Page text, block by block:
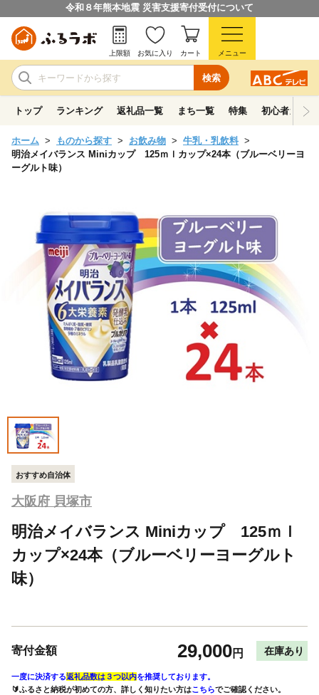
令和８年熊本地震 災害支援寄付受付について
検索
上限額 お気に入り カート メニュー
トップ ランキング 返礼品一覧 まち一覧 特集 初心者ガイド
ホーム ものから探す お飲み物
牛乳・乳飲料
明治メイバランス Miniカップ 125ｍｌカップ×24本（ブルーベリーヨ
ーグルト味）
おすすめ自治体
大阪府 貝塚市
明治メイバランス Miniカップ 125ｍｌ
カップ×24本（ブルーベリーヨーグルト
味）
寄付金額 29,000円 在庫あり
一度に決済する返礼品数は３つ以内を推奨しております。
🔰ふるさと納税が初めての方、詳しく知りたい方はこちらでご確認ください。